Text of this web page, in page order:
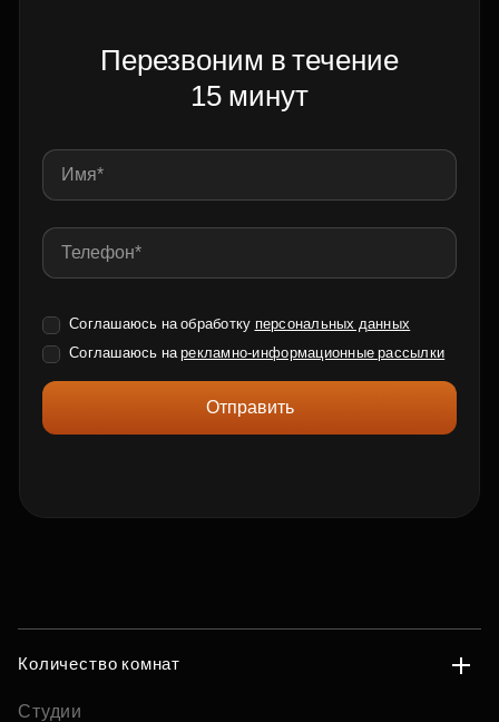
Перезвоним в течение
15 минут
Соглашаюсь на обработку персональных данных
Соглашаюсь нарекламно-информационные рассылки
Отправить
Количество комнат
Студии